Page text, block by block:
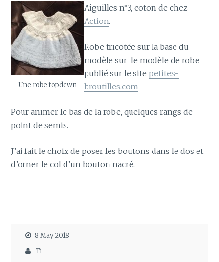
Une robe topdown
Aiguilles n°3, coton de chez
Action.
Robe tricotée sur la base du
modèle sur le modèle de robe
publié sur le sitepetites-
broutilles.com
Pour animer le bas de la robe, quelques rangs de
point de semis.
J’ai fait le choix de poser les boutons dans le dos et
d’orner le col d’un bouton nacré.
8 May 2018
Ti